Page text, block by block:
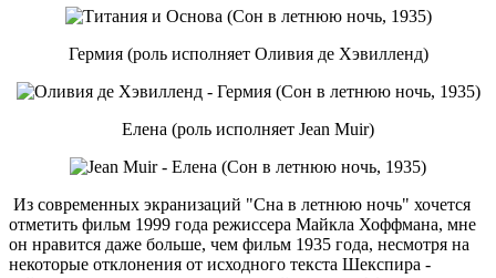
Гермия (роль исполняет Оливия де Хэвилленд)
Елена (роль исполняет Jean Muir)
Из современных экранизаций "Сна в летнюю ночь" хочется
отметить фильм 1999 года режиссера Майкла Хоффмана, мне
он нравится даже больше, чем фильм 1935 года, несмотря на
некоторые отклонения от исходного текста Шекспира -